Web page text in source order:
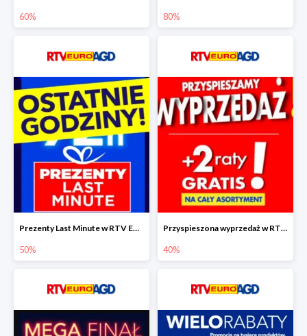
60% 80%
Prezenty Last Minute w RTV EURO AGD do -50%
50%
Przyspieszona wyprzedaż w RTV EURO AGD do -40% - gwarancja dostawy przed Świętami
40%